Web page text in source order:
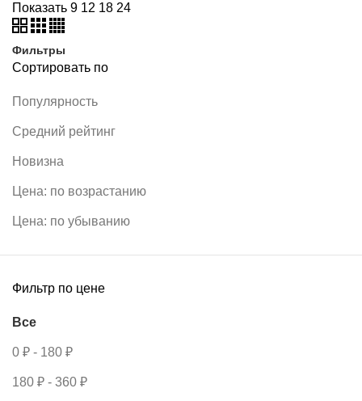
Показать 9 12 18 24
Фильтры
Сортировать по
Популярность
Средний рейтинг
Новизна
Цена: по возрастанию
Цена: по убыванию
Фильтр по цене
Все
0 ₽ - 180 ₽
180 ₽ - 360 ₽